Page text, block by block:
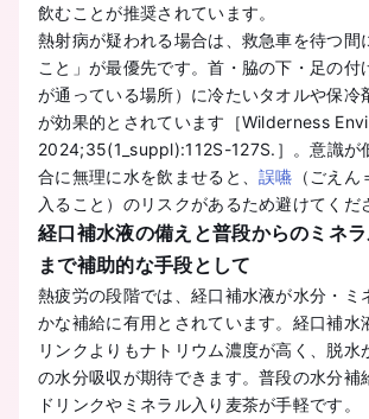
飲むことが推奨されています。
熱射病が疑われる場合は、救急車を待つ間
こと」が最優先です。首・脇の下・足の付
が通っている場所）に冷たいタオルや保冷
が効果的とされています［Wilderness
2024;35(1_suppl):112S-127S.］。意識が
合に無理に水を飲ませると、誤嚥 （ごえ
入ること）のリスクがあるため避けてくだ
経口補水液の備えと普段からのミネラ
まで補助的な手段として
熱疲労の段階では、経口補水液が水分・ミ
かな補給に有用とされています。経口補水
リンクよりもナトリウム濃度が高く、脱水
の水分吸収が期待できます。普段の水分補
ドリンクやミネラル入り麦茶が手軽です。